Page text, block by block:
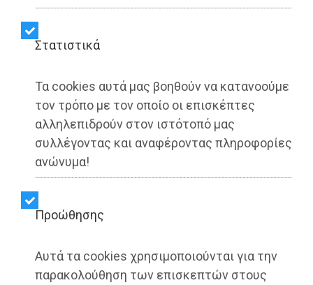
Στατιστικά
Τα cookies αυτά μας βοηθούν να κατανοούμε
τον τρόπο με τον οποίο οι επισκέπτες
αλληλεπιδρούν στον ιστότοπό μας
συλλέγοντας και αναφέροντας πληροφορίες
ανώνυμα!
Προώθησης
Αυτά τα cookies χρησιμοποιούνται για την
παρακολούθηση των επισκεπτών στους
«αδειάζουν»
Μπακογιάννη: «Εμείς
κρατούσαμε και κρατάμε
την Αθήνα καθαρή –
Στήριξη στον Χάρη
Δούκα»
Share:
▶️ Ακούστε το κείμενο